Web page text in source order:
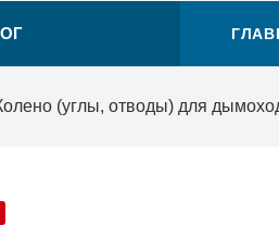
(углы, отводы) для